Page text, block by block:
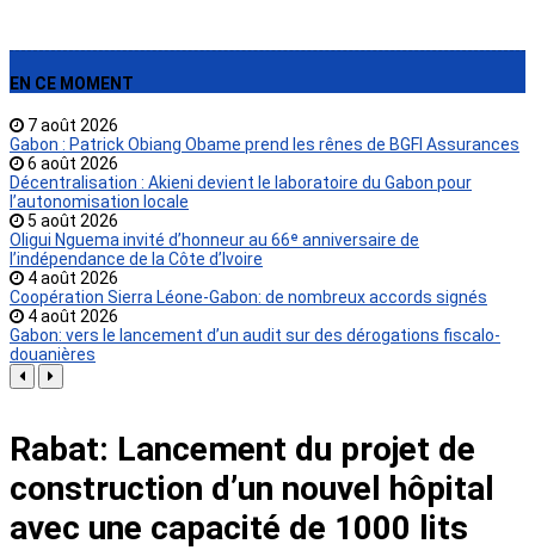
EN CE MOMENT
7 août 2026
Gabon : Patrick Obiang Obame prend les rênes de BGFI Assurances
6 août 2026
Décentralisation : Akieni devient le laboratoire du Gabon pour
l’autonomisation locale
5 août 2026
Oligui Nguema invité d’honneur au 66ᵉ anniversaire de
l’indépendance de la Côte d’Ivoire
4 août 2026
Coopération Sierra Léone-Gabon: de nombreux accords signés
4 août 2026
Gabon: vers le lancement d’un audit sur des dérogations fiscalo-
douanières
Rabat: Lancement du projet de
construction d’un nouvel hôpital
avec une capacité de 1000 lits